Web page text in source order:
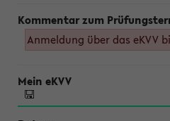
Anmeldung über das eKVV